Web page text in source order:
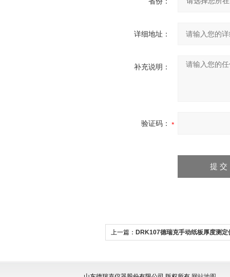
详细地址：
补充说明：
验证码：
上一篇： DRK107德瑞克手动纸板厚度测定